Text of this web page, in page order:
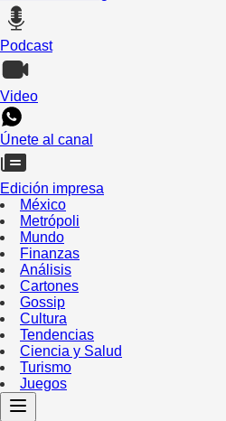
Podcast
Video
Únete al canal
Edición impresa
México
Metrópoli
Mundo
Finanzas
Análisis
Cartones
Gossip
Cultura
Tendencias
Ciencia y Salud
Turismo
Juegos